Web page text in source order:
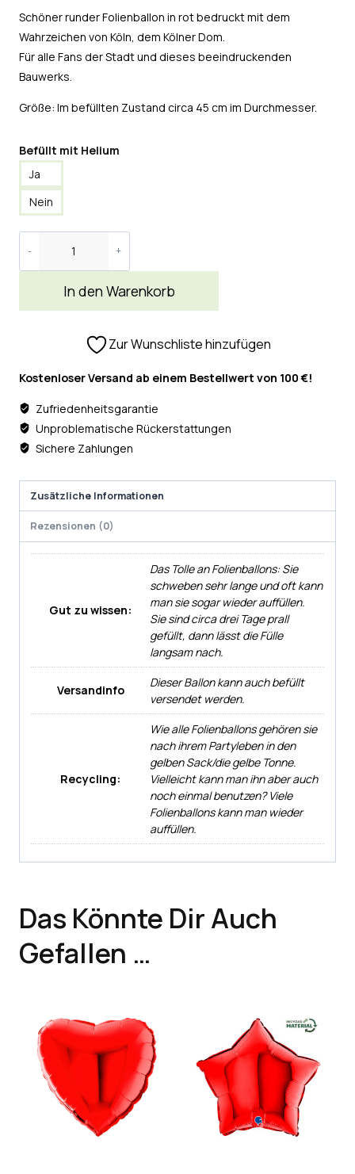
Schöner runder Folienballon in rot bedruckt mit dem
Wahrzeichen von Köln, dem Kölner Dom.
Für alle Fans der Stadt und dieses beeindruckenden
Bauwerks.
Größe: Im befüllten Zustand circa 45 cm im Durchmesser.
Befüllt mit Helium
Ja
Nein
In den Warenkorb
Zur Wunschliste hinzufügen
Kostenloser Versand ab einem Bestellwert von 100 €!
Zufriedenheitsgarantie
Unproblematische Rückerstattungen
Sichere Zahlungen
Zusätzliche Informationen
Rezensionen (0)
Gut zu wissen:
Das Tolle an Folienballons: Sie
schweben sehr lange und oft kann
man sie sogar wieder auffüllen.
Sie sind circa drei Tage prall
gefüllt, dann lässt die Fülle
langsam nach.
Versandinfo
Dieser Ballon kann auch befüllt
versendet werden.
Recycling:
Wie alle Folienballons gehören sie
nach ihrem Partyleben in den
gelben Sack/die gelbe Tonne.
Vielleicht kann man ihn aber auch
noch einmal benutzen? Viele
Folienballons kann man wieder
auffüllen.
Das Könnte Dir Auch
Gefallen …